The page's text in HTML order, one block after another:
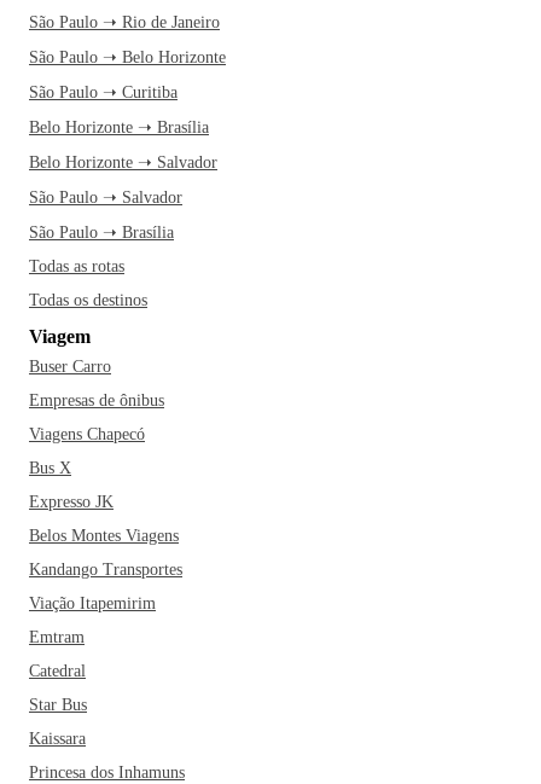
São Paulo ➝ Rio de Janeiro
São Paulo ➝ Belo Horizonte
São Paulo ➝ Curitiba
Belo Horizonte ➝ Brasília
Belo Horizonte ➝ Salvador
São Paulo ➝ Salvador
São Paulo ➝ Brasília
Todas as rotas
Todas os destinos
Viagem
Buser Carro
Empresas de ônibus
Viagens Chapecó
Bus X
Expresso JK
Belos Montes Viagens
Kandango Transportes
Viação Itapemirim
Emtram
Catedral
Star Bus
Kaissara
Princesa dos Inhamuns